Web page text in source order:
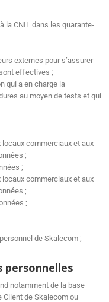
la CNIL dans les quarante-
externes pour s’assurer
effectives ;
qui a en charge la
au moyen de tests et qui
locaux commerciaux et aux
;
;
locaux commerciaux et aux
;
;
de Skalecom ;
personnelles
notamment de la base
Client de Skalecom ou